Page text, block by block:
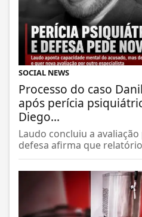
SOCIAL NEWS
Processo do caso
após perícia
Diego...
Laudo concluiu a
defesa afirma que